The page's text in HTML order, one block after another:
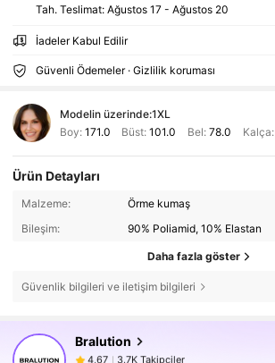
Tah. Teslimat: Ağustos 17 - Ağustos 20
İadeler Kabul Edilir
Güvenli Ödemeler · Gizlilik koruması
Modelin üzerinde:1XL
Boy: 171.0 Büst:101.0 Bel: 78.0 Kalça:
Ürün Detayları
Malzeme:
Örme kumaş
Bileşim:
90% Poliamid, 10% Elastan
Daha fazla göster
Güvenlik bilgileri ve iletişim bilgileri
Bralution
4,67 3.7K Takipçiler